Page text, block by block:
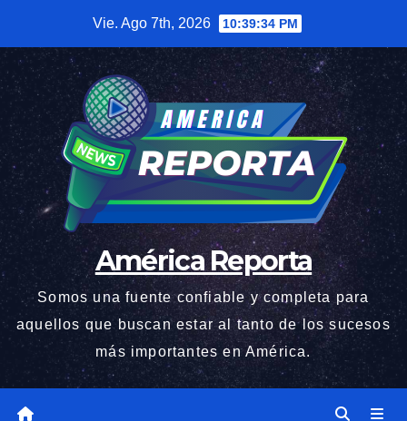
contenido
Vie. Ago 7th, 2026 10:39:35 PM
América Reporta
Somos una fuente confiable y completa para
aquellos que buscan estar al tanto de los sucesos
más importantes en América.